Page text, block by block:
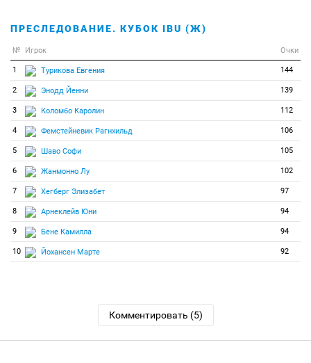
ПРЕСЛЕДОВАНИЕ. КУБОК IBU (Ж)
№ Игрок Очки
1 Турикова Евгения 144
2 Энодд Йенни 139
3 Коломбо Каролин 112
4 Фемстейневик Рагнхильд 106
5 Шаво Софи 105
6 Жанмонно Лу 102
7 Хегберг Элизабет 97
8 Арнеклейв Юни 94
9 Бене Камилла 94
10 Йохансен Марте 92
Комментировать (5)